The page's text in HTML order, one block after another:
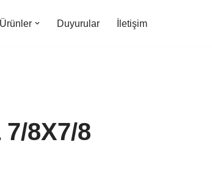
Ürünler Duyurular İletişim
8X7/8